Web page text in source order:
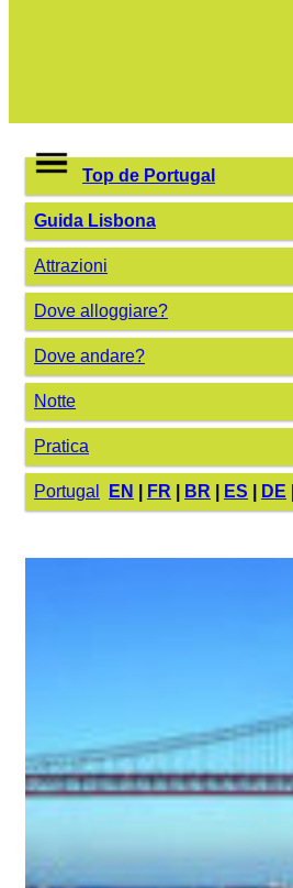
Top de Portugal
Guida Lisbona
Attrazioni
Dove alloggiare?
Dove andare?
Notte
Pratica
Portugal EN FR BR ES DE